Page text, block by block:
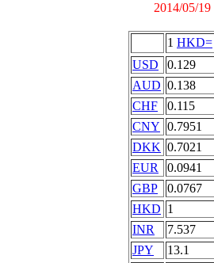
2014/05/19
1 HKD=
USD
0.129
AUD 0.138
CHF
0.115
CNY 0.7951
DKK 0.7021
EUR
0.0941
GBP
0.0767
HKD 1
INR
7.537
JPY
13.1